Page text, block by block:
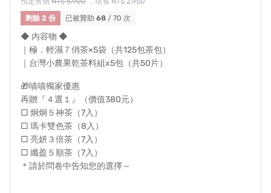
剩餘 2 份
已被贊助 68 / 70 次
◆ 內容物 ◆
｜極．輕濕７俏茶×5袋（共125包茶包）
｜台灣小農果乾茶料組x5包（共50片）
🎁嘖嘖獨家優惠
再贈『４選１』（價值380元）
□ 炯炯５神茶（7入）
□ 瑪卡雙色茶（8入）
□ 亮妍３倍茶（7入）
□ 纖盈５順茶（7入）
＊請於問卷中告知您的選擇～